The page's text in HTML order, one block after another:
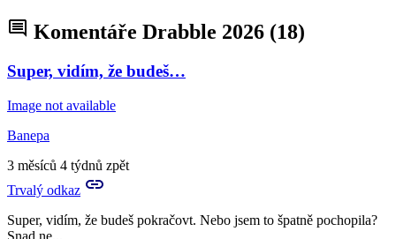
Komentáře Drabble 2026 (18)
Super, vidím, že budeš…
Image not available
Banepa
3 měsíců 4 týdnů zpět
Trvalý odkaz
Super, vidím, že budeš pokračovt. Nebo jsem to špatně pochopila?
Snad ne...